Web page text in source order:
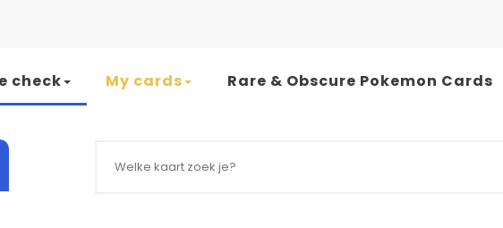
check My cards Rare & Obscure Pokemon Cards